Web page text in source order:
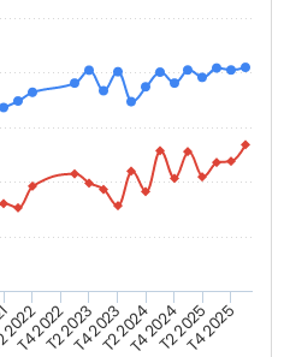
T4 2022T2 2023T4 2023T2 2024T4 2024T2 2025T4 2025